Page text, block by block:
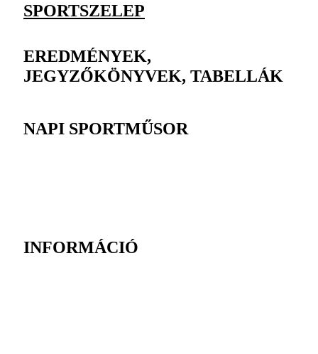
SPORTSZELEP
EREDMÉNYEK,
JEGYZŐKÖNYVEK, TABELLÁK
NAPI SPORTMŰSOR
INFORMÁCIÓ